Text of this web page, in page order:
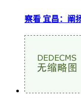
察看 宜昌：阐